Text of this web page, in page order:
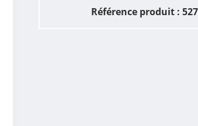
Référence produit :